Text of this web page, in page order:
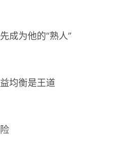
成为他的“熟人”
均衡是王道